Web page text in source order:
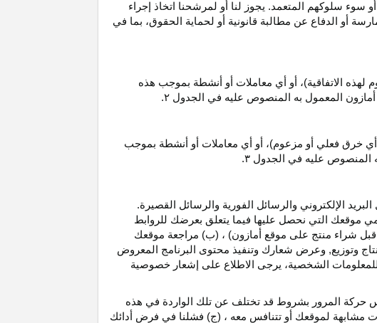
سوء سلوكهم المتعمد. يجوز لنا أو لمرشحنا اتخاذ إجراء
أو الدفاع عن مطالبة قانونية أو لحماية الحقوق، بما في
لهذه الاتفاقية)، أو أي معاملات أو أنشطة بموجب هذه
أمازون المعمول به المنصوص عليه في الجدول ۲.
أي خرق فعلي أو مزعوم)، أو أي معاملات أو أنشطة بموجب
المنصوص عليه في الجدول ۳.
الإلكتروني والرسائل الفورية والرسائل القصيرة.
موقعك التي نحصل عليها فيما يتعلق بعرضك للروابط
شراء منتج على موقع أمازون) ، (ب) مراجعة موقعك
وتوزيع, وعرض شعارك وتنفيذ محتوى البرنامج المعروض
الشخصية، يرجى الاطلاع على إشعار خصوصية
حركة المرور بشروط قد تختلف عن تلك الواردة في هذه
مشابهة لموقعك أو تتنافس معه ، (ج) فشلنا في فرض أدائك